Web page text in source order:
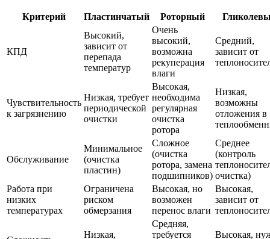
Критерий Пластинчатый Роторный
КПД
Высокий,
зависит от
перепада
температур
Очень
высокий,
возможна
рекуперация
влаги
Средний,
зависит от
Чувствительность
к загрязнению
Низкая, требует
периодической
очистки
Высокая,
необходима
регулярная
очистка
ротора
Низкая,
возможны
отложения в
Обслуживание
Минимальное
(очистка
пластин)
Сложное
(очистка
ротора, замена
подшипников)
Среднее
(контроль
очистка)
Работа при
низких
температурах
Ограничена
риском
обмерзания
Высокая, но
возможен
перенос влаги
Высокая,
зависит от
Низкая,
Средняя,
требуется
Высокая,